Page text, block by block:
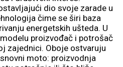
dio svoje zarade u
čime se širi baza
energetskih ušteda. U
proizvođač i potrošač
zajednici. Oboje ostvaruju
moto: proizvodnja